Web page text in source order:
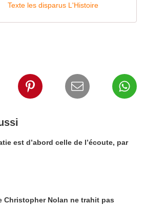
Texte les disparus L'Histoire
est d’abord celle de l’écoute, par
Christopher Nolan ne trahit pas